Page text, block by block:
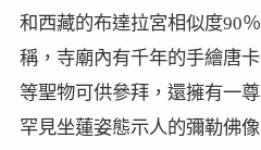
和西藏的布達拉宮相似度90
稱，寺廟內有千年的手繪唐
等聖物可供參拜，還擁有一
罕見坐蓮姿態示人的彌勒佛